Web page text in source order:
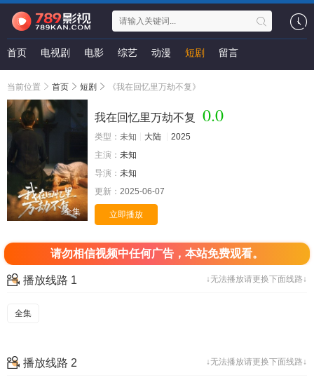
首页 电视剧 电影 综艺 动漫 短剧 留言
当前位置 首页 短剧 《我在回忆里万劫不复》
全集
我在回忆里万劫不复 0.0
类型： 未知 大陆
2025
主演： 未知
导演： 未知
更新： 2025-06-07
立即播放
请勿相信视频中任何广告，本站免费观看。
↓无法播放请更换下面线路↓
播放线路 1
全集
↓无法播放请更换下面线路↓
播放线路 2